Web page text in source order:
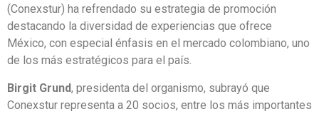
(Conexstur) ha refrendado su estrategia de promoción
destacando la diversidad de experiencias que ofrece
México, con especial énfasis en el mercado colombiano, uno
de los más estratégicos para el país.
Birgit Grund, presidenta del organismo, subrayó que
Conexstur representa a 20 socios, entre los más importantes